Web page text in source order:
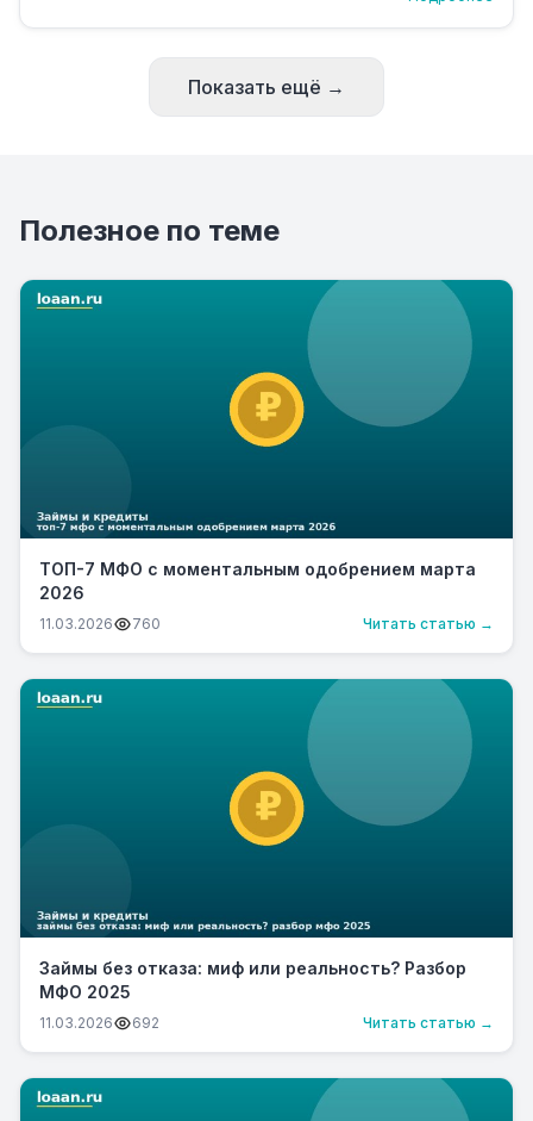
Показать ещё →
Полезное по теме
ТОП-7 МФО с моментальным одобрением марта
2026
11.03.2026 760 Читать статью →
Займы без отказа: миф или реальность? Разбор
МФО 2025
11.03.2026 692 Читать статью →